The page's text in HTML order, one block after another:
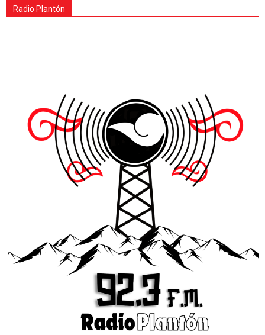
Radio Plantón